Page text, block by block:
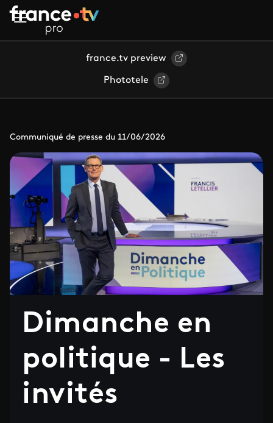
Aller au contenu principal
france.tv preview
Phototele
Communiqué de presse du 11/06/2026
Dimanche en
politique - Les
invités